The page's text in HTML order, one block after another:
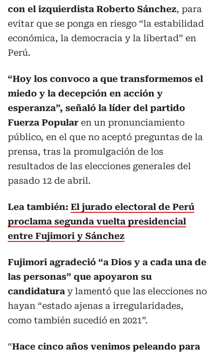
con el izquierdista Roberto Sánchez, para
evitar que se ponga en riesgo “la estabilidad
económica, la democracia y la libertad” en
Perú.
“Hoy los convoco a que transformemos el
miedo y la decepción en acción y
esperanza”, señaló la líder del partido
Fuerza Popular en un pronunciamiento
público, en el que no aceptó preguntas de la
prensa, tras la promulgación de los
resultados de las elecciones generales del
pasado 12 de abril.
Lea también: El jurado electoral de Perú
proclama segunda vuelta presidencial
entre Fujimori y Sánchez
Fujimori agradeció “a Dios y a cada una de
las personas” que apoyaron su
candidatura y lamentó que las elecciones no
hayan “estado ajenas a irregularidades,
como también sucedió en 2021”.
“Hace cinco años venimos peleando para